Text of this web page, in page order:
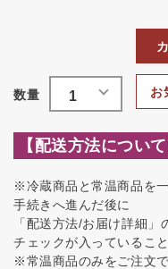
お
【配送方法について
※冷蔵商品と常温商品を
手続きへ進んだ後に
「配送方法/お届け詳細
チェックが入っているこ
※常温商品のみをご注文